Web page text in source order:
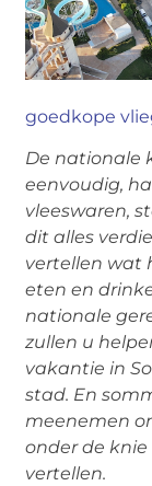
goedkope
De nationale
eenvoudig,
vleeswaren,
dit alles
vertellen wat
eten en
nationale
zullen u
vakantie in
stad. En
meenemen
onder de knie
vertellen.